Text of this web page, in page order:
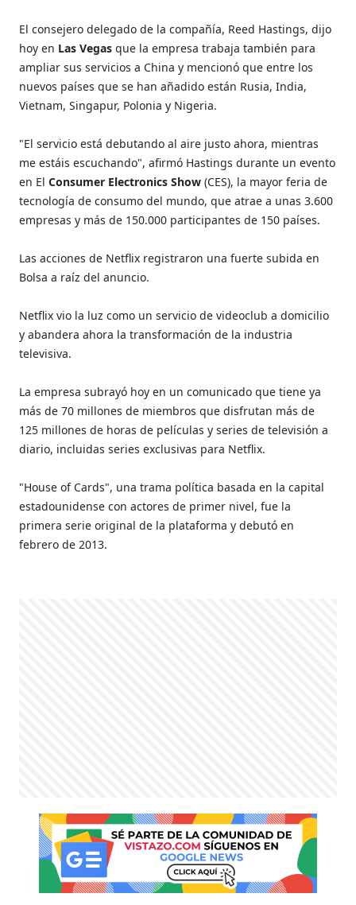
El consejero delegado de la compañía, Reed Hastings, dijo
hoy en Las Vegasque la empresa trabaja también para
ampliar sus servicios a China y mencionó que entre los
nuevos países que se han añadido están Rusia, India,
Vietnam, Singapur, Polonia y Nigeria.
"El servicio está debutando al aire justo ahora, mientras
me estáis escuchando", afirmó Hastings durante un evento
en ElConsumer Electronics Show (CES), la mayor feria de
tecnología de consumo del mundo, que atrae a unas 3.600
empresas y más de 150.000 participantes de 150 países.
Las acciones de Netflix registraron una fuerte subida en
Bolsa a raíz del anuncio.
Netflix vio la luz como un servicio de videoclub a domicilio
y abandera ahora la transformación de la industria
televisiva.
La empresa subrayó hoy en un comunicado que tiene ya
más de 70 millones de miembros que disfrutan más de
125 millones de horas de películas y series de televisión a
diario, incluidas series exclusivas para Netflix.
"House of Cards", una trama política basada en la capital
estadounidense con actores de primer nivel, fue la
primera serie original de la plataforma y debutó en
febrero de 2013.